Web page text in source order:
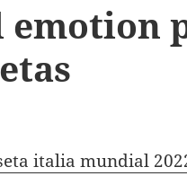
italia mundial